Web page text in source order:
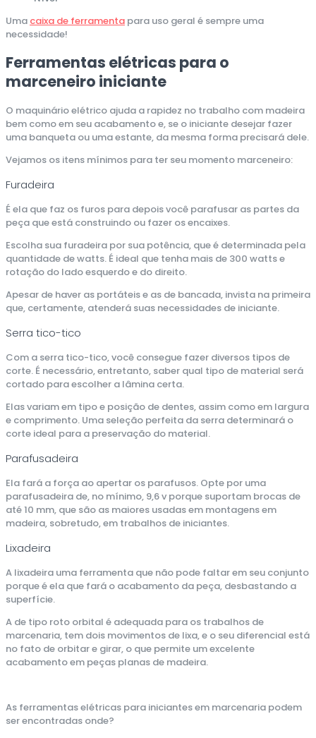
Uma caixa de ferramenta para uso geral é sempre uma
necessidade!
Ferramentas elétricas para o
marceneiro iniciante
O maquinário elétrico ajuda a rapidez no trabalho com madeira
bem como em seu acabamento e, se o iniciante desejar fazer
uma banqueta ou uma estante, da mesma forma precisará dele.
Vejamos os itens mínimos para ter seu momento marceneiro:
Furadeira
É ela que faz os furos para depois você parafusar as partes da
peça que está construindo ou fazer os encaixes.
Escolha sua furadeira por sua potência, que é determinada pela
quantidade de watts. É ideal que tenha mais de 300 watts e
rotação do lado esquerdo e do direito.
Apesar de haver as portáteis e as de bancada, invista na primeira
que, certamente, atenderá suas necessidades de iniciante.
Serra tico-tico
Com a serra tico-tico, você consegue fazer diversos tipos de
corte. É necessário, entretanto, saber qual tipo de material será
cortado para escolher a lâmina certa.
Elas variam em tipo e posição de dentes, assim como em largura
e comprimento. Uma seleção perfeita da serra determinará o
corte ideal para a preservação do material.
Parafusadeira
Ela fará a força ao apertar os parafusos. Opte por uma
parafusadeira de, no mínimo, 9,6 v porque suportam brocas de
até 10 mm, que são as maiores usadas em montagens em
madeira, sobretudo, em trabalhos de iniciantes.
Lixadeira
A lixadeira uma ferramenta que não pode faltar em seu conjunto
porque é ela que fará o acabamento da peça, desbastando a
superfície.
A de tipo roto orbital é adequada para os trabalhos de
marcenaria, tem dois movimentos de lixa, e o seu diferencial está
no fato de orbitar e girar, o que permite um excelente
acabamento em peças planas de madeira.
As ferramentas elétricas para iniciantes em marcenaria podem
ser encontradas onde?